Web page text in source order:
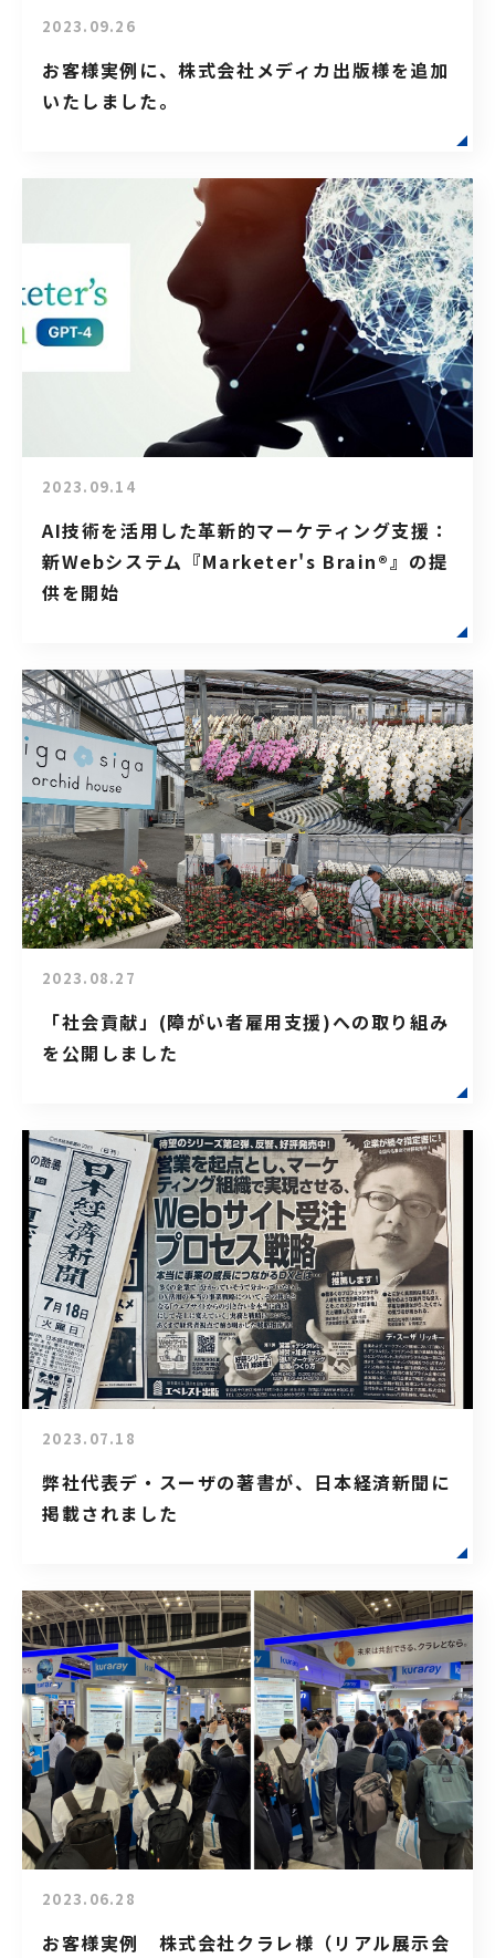
2023.09.26
お客様実例に、株式会社メディカ出版様を追加
いたしました。
2023.09.14
AI技術を活用した革新的マーケティング支援：
新Webシステム『Marketer's Brain®』の提
供を開始
2023.08.27
「社会貢献」(障がい者雇用支援)への取り組み
を公開しました
2023.07.18
弊社代表デ・スーザの著書が、日本経済新聞に
掲載されました
2023.06.28
お客様実例 株式会社クラレ様（リアル展示会